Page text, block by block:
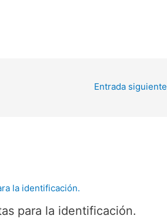
Entrada siguiente
para la identificación.